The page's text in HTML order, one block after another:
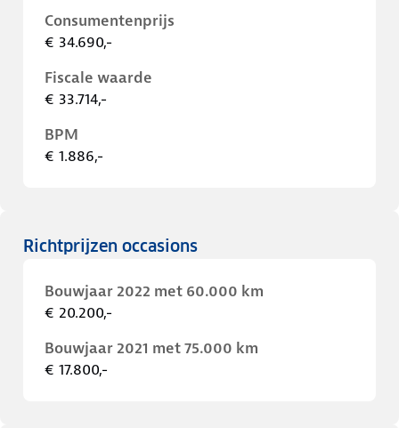
Consumentenprijs
€ 34.690,-
Fiscale waarde
€ 33.714,-
BPM
€ 1.886,-
Richtprijzen occasions
Bouwjaar 2022 met 60.000 km
€ 20.200,-
Bouwjaar 2021 met 75.000 km
€ 17.800,-